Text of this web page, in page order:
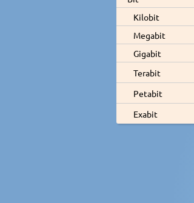
Kilobit
Megabit
Gigabit
Terabit
Petabit
Exabit